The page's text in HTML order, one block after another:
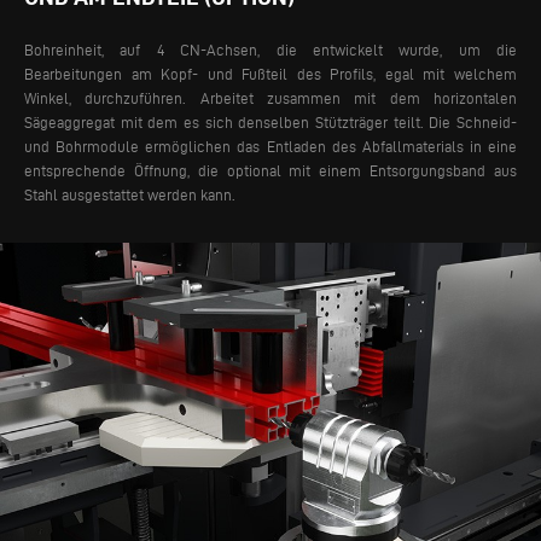
Bohreinheit, auf 4 CN-Achsen, die entwickelt wurde, um die
Bearbeitungen am Kopf- und Fußteil des Profils, egal mit welchem
Winkel, durchzuführen. Arbeitet zusammen mit dem horizontalen
Sägeaggregat mit dem es sich denselben Stützträger teilt. Die Schneid-
und Bohrmodule ermöglichen das Entladen des Abfallmaterials in eine
entsprechende Öffnung, die optional mit einem Entsorgungsband aus
Stahl ausgestattet werden kann.